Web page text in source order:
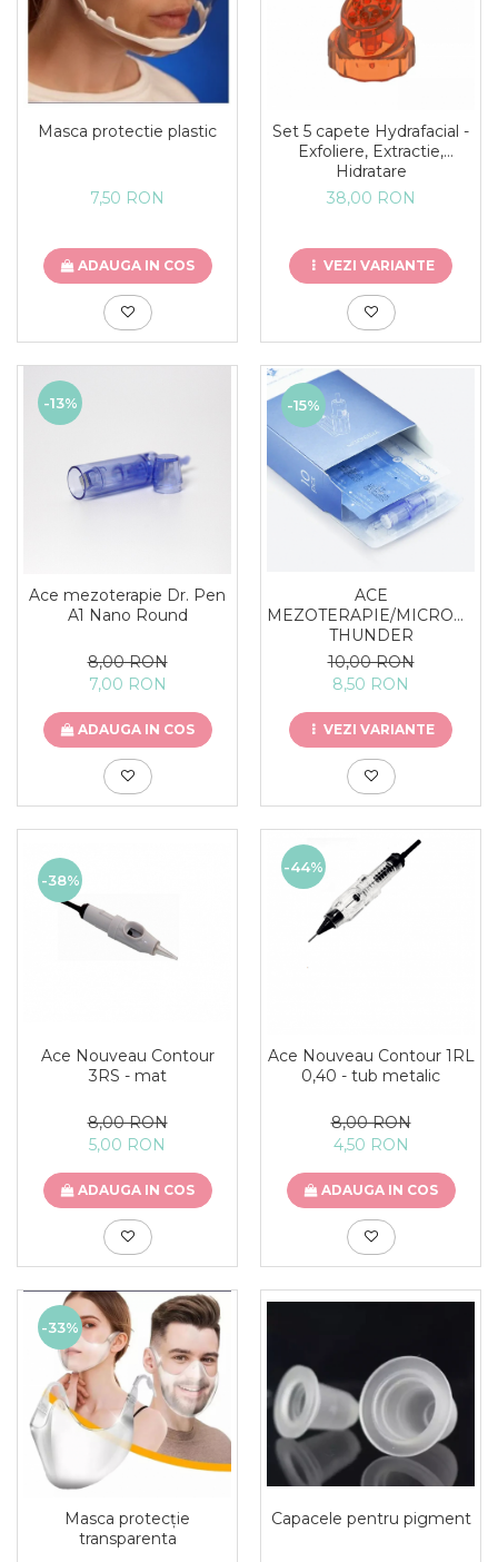
Masca protectie plastic
7,50 RON
ADAUGA IN COS
Set 5 capete Hydrafacial -
Exfoliere, Extractie,
Hidratare
38,00 RON
VEZI VARIANTE
-13%
Ace mezoterapie Dr. Pen
A1 Nano Round
8,00 RON
7,00 RON
ADAUGA IN COS
-15%
ACE
MEZOTERAPIE/
THUNDER
10,00 RON
8,50 RON
VEZI VARIANTE
-38%
Ace Nouveau Contour
3RS - mat
8,00 RON
5,00 RON
ADAUGA IN COS
-44%
Ace Nouveau Contour 1RL
0,40 - tub metalic
8,00 RON
4,50 RON
ADAUGA IN COS
-33%
Masca protecție
transparenta
Capacele pentru pigment